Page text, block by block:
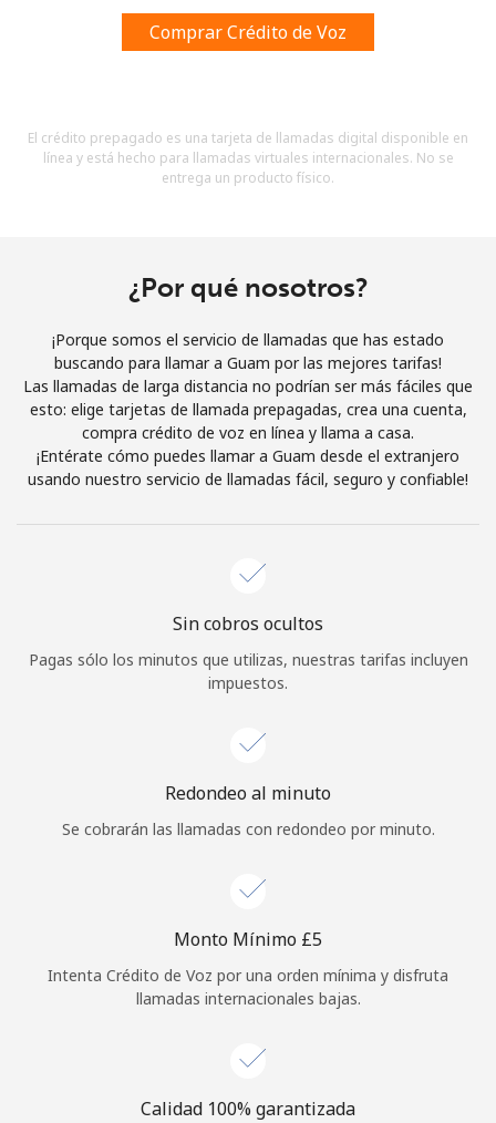
Un caracter especial
Al abrir una cuenta en este sitio web, estoy de acuerdo con
Términos y condiciones.
Únete
¡Hola!
Iniciar Sesión
Continuar con
Comprar Crédito de Voz
El crédito prepagado es una tarjeta de llamadas digital disponible en
línea y está hecho para llamadas virtuales internacionales. No se
entrega un producto físico.
¿Por qué nosotros?
¡Porque somos el servicio de llamadas que has estado
buscando para llamar a Guam por las mejores tarifas!
Las llamadas de larga distancia no podrían ser más fáciles que
esto: elige tarjetas de llamada prepagadas, crea una cuenta,
compra crédito de voz en línea y llama a casa.
¡Entérate cómo puedes llamar a Guam desde el extranjero
usando nuestro servicio de llamadas fácil, seguro y confiable!
Sin cobros ocultos
Pagas sólo los minutos que utilizas, nuestras tarifas incluyen
impuestos.
Redondeo al minuto
Se cobrarán las llamadas con redondeo por minuto.
Monto Mínimo ⁦£5⁩
Intenta Crédito de Voz por una orden mínima y disfruta
llamadas internacionales bajas.
Calidad 100% garantizada